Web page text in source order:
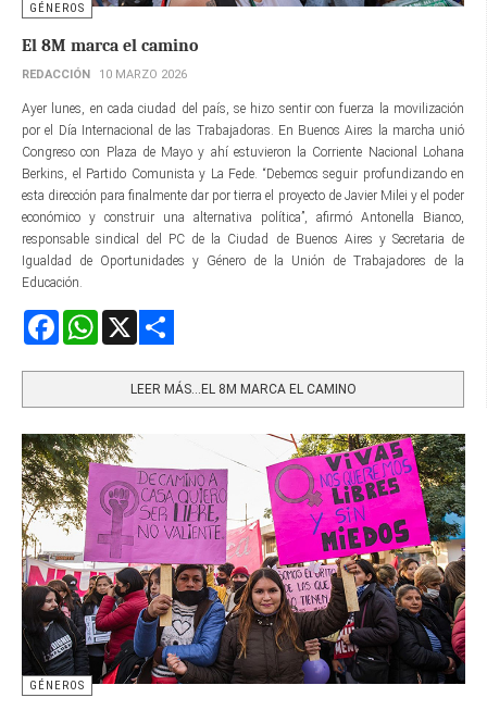
GÉNEROS
El 8M marca el camino
REDACCIÓN 10 MARZO 2026
Ayer lunes, en cada ciudad del país, se hizo sentir con fuerza la movilización
por el Día Internacional de las Trabajadoras. En Buenos Aires la marcha unió
Congreso con Plaza de Mayo y ahí estuvieron la Corriente Nacional Lohana
Berkins, el Partido Comunista y La Fede. “Debemos seguir profundizando en
esta dirección para finalmente dar por tierra el proyecto de Javier Milei y el poder
económico y construir una alternativa política”, afirmó Antonella Bianco,
responsable sindical del PC de la Ciudad de Buenos Aires y Secretaria de
Igualdad de Oportunidades y Género de la Unión de Trabajadores de la
Educación.
FacebookWhatsApp
LEER MÁS…EL 8M MARCA EL CAMINO
GÉNEROS